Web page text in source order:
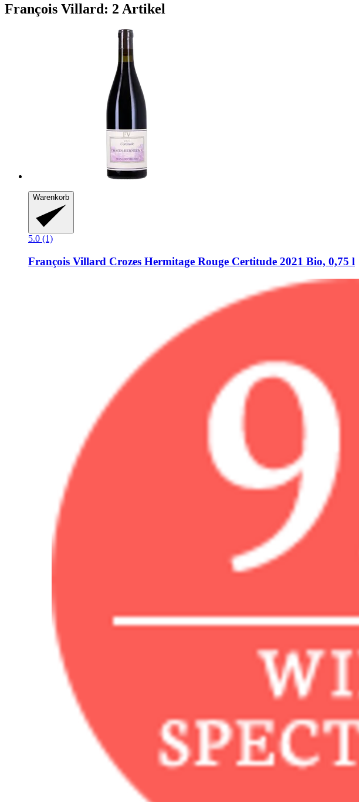
François Villard: 2 Artikel
Warenkorb
5.0 (1)
François Villard Crozes Hermitage Rouge Certitude 2021 Bio, 0,75 l